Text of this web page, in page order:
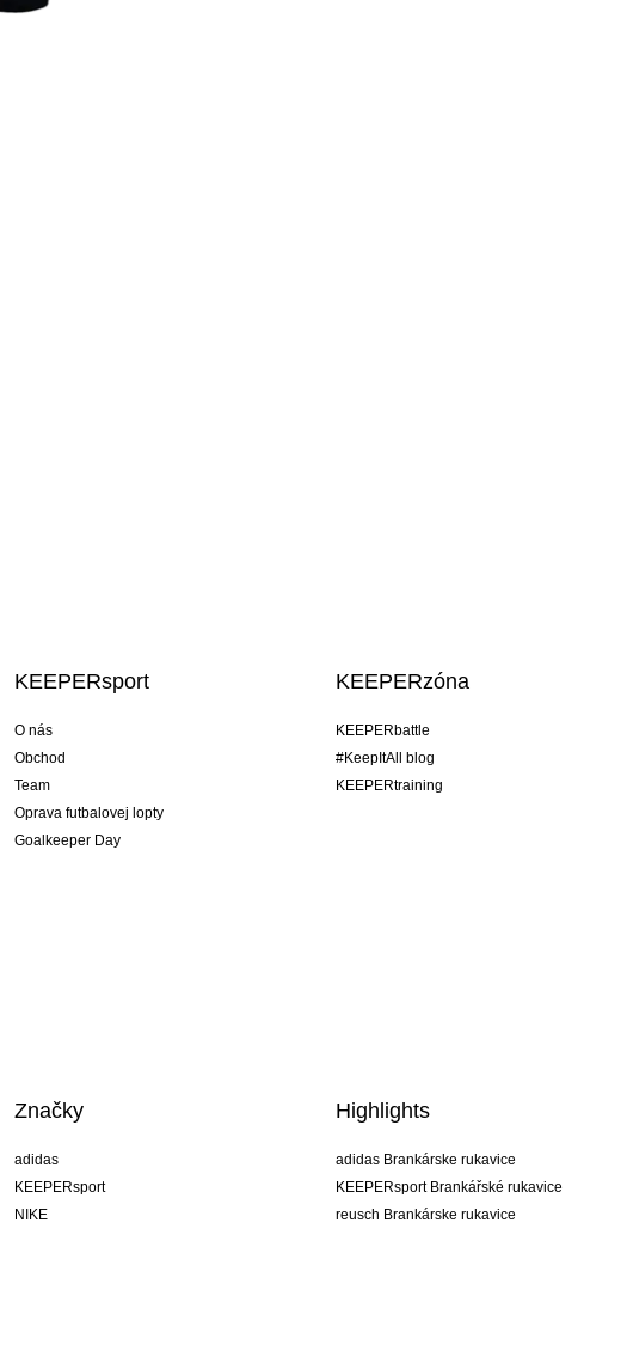
KEEPERsport
O nás
Obchod
Team
Oprava futbalovej lopty
Goalkeeper Day
KEEPERzóna
KEEPERbattle
#KeepItAll blog
KEEPERtraining
Značky
adidas
KEEPERsport
NIKE
Highlights
adidas Brankárske rukavice
KEEPERsport Brankářské rukavice
reusch Brankárske rukavice